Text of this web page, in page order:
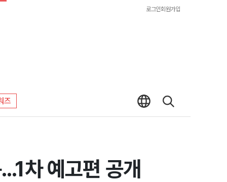
로그인회원가입
즈
차 예고편 공개